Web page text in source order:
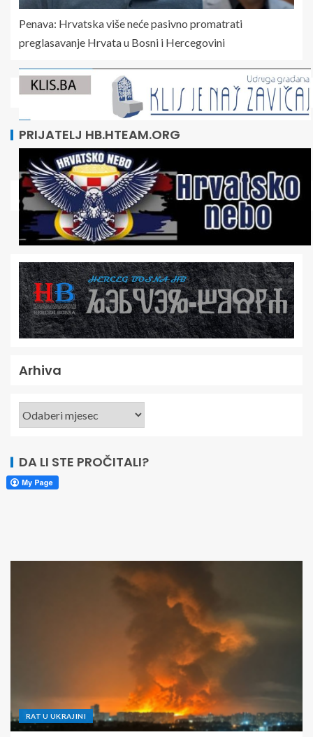
Penava: Hrvatska više neće pasivno promatrati
preglasavanje Hrvata u Bosni i Hercegovini
PRIJATELJ HB.HTEAM.ORG
Arhiva
DA LI STE PROČITALI?
RAT U UKRAJINI